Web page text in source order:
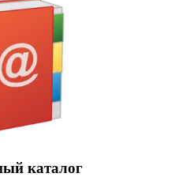
каталог